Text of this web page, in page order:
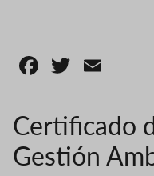
Facebook
Twitter
Certificado
Gestión